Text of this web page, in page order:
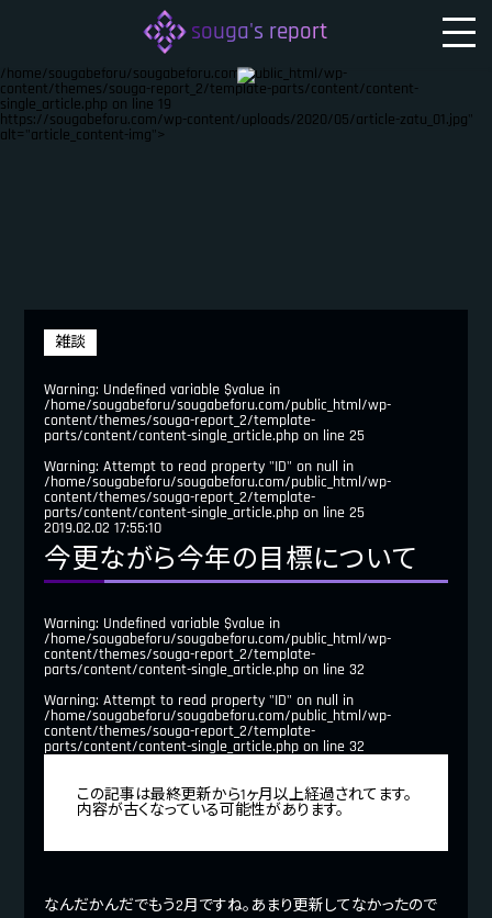
souga's report
/home/sougabeforu/sougabeforu.com/public_html/wp-
content/themes/souga-report_2/template-parts/content/content-
single_article.php on line 19
https://sougabeforu.com/wp-content/uploads/2020/05/article-zatu_01.jpg"
alt="article_content-img">
雑談
Warning : Undefined variable $value in
/home/sougabeforu/sougabeforu.com/public_html/wp-
content/themes/souga-report_2/template-
parts/content/content-single_article.php on line25
Warning : Attempt to read property "ID" on null in
/home/sougabeforu/sougabeforu.com/public_html/wp-
content/themes/souga-report_2/template-
parts/content/content-single_article.php on line25
2019.02.02 17:55:10
今更ながら今年の目標について
Warning : Undefined variable $value in
/home/sougabeforu/sougabeforu.com/public_html/wp-
content/themes/souga-report_2/template-
parts/content/content-single_article.php on line32
Warning : Attempt to read property "ID" on null in
/home/sougabeforu/sougabeforu.com/public_html/wp-
content/themes/souga-report_2/template-
parts/content/content-single_article.php on line32
この記事は最終更新から1ヶ月以上経過されてます。
内容が古くなっている可能性があります。
なんだかんだでもう2月ですね。あまり更新してなかったので